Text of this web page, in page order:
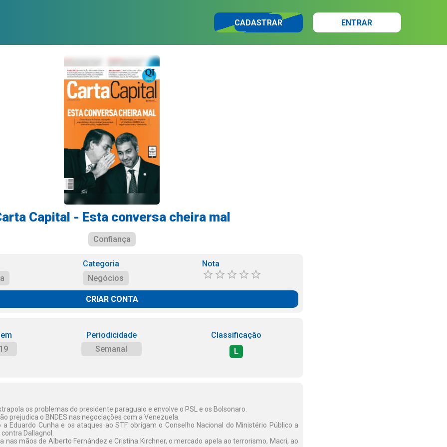
CADASTRAR ENTRAR
Capital - Esta conversa cheira mal
Confiança
Categoria
Negócios
Nota
CRIAR CONTA
Periodicidade
Semanal
Classificação
L
os problemas do presidente paraguaio e envolve o PSL e os Bolsonaro.
prejudica o BNDES nas negociações com a Venezuela.
Eduardo Cunha e os ataques ao STF obrigam o Conselho Nacional do Ministério Público a
Dallagnol.
nas mãos de Alberto Fernández e Cristina Kirchner, o mercado apela ao terrorismo, Macri, ao